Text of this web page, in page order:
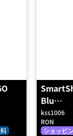
NE…
kss0101
RON
ショッピ